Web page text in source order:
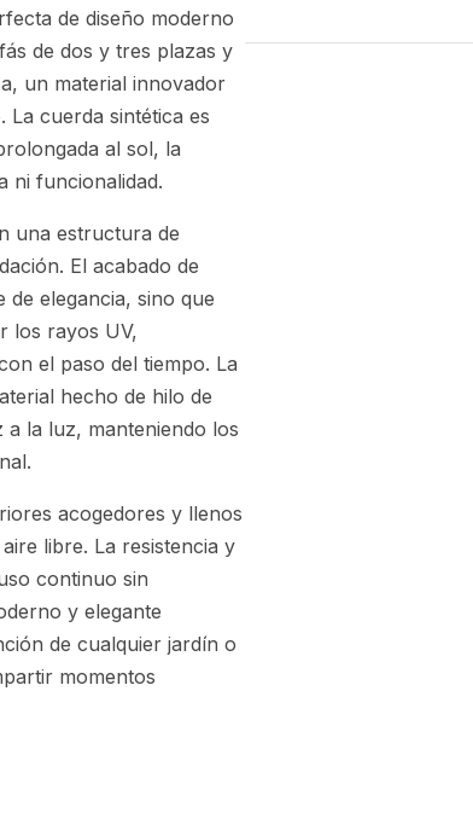
de diseño moderno
de dos y tres plazas y
un material innovador
cuerda sintética es
al sol, la
ni funcionalidad.
una estructura de
El acabado de
elegancia, sino que
los rayos UV,
el paso del tiempo. La
hecho de hilo de
la luz, manteniendo los
acogedores y llenos
libre. La resistencia y
continuo sin
y elegante
de cualquier jardín o
momentos